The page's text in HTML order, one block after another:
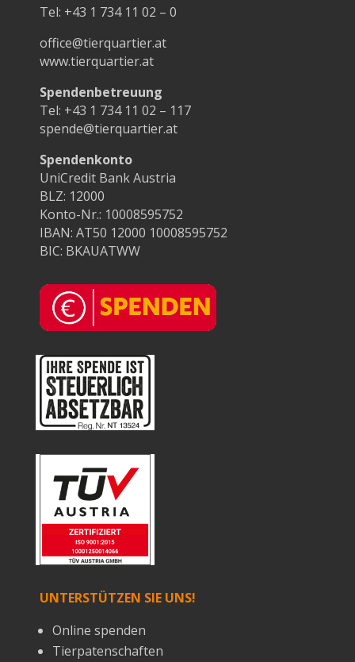
Tel: +43 1 734 11 02 – 0
office@tierquartier.at
www.tierquartier.at
Spendenbetreuung
Tel: +43 1 734 11 02 – 117
spende@tierquartier.at
Spendenkonto
UniCredit Bank Austria
BLZ: 12000
Konto-Nr.: 10008595752
IBAN: AT50 12000 10008595752
BIC: BKAUATWW
UNTERSTÜTZEN SIE UNS!
Online spenden
Tierpatenschaften